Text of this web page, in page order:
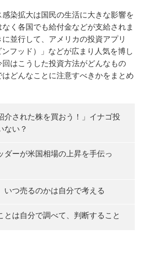
染拡大は国民の生活に大きな影響を
く各国でも給付金などが支給されま
並行して、アメリカの投資アプリ
ンフッド）」などが広まり人気を博し
はこうした投資方法がどんなもの
どんなことに注意すべきかをまとめ
介された株を買おう！」イナゴ投
ない？
ダーが米国相場の上昇を手伝っ
いつ売るのかは自分で考える
とは自分で調べて、判断すること